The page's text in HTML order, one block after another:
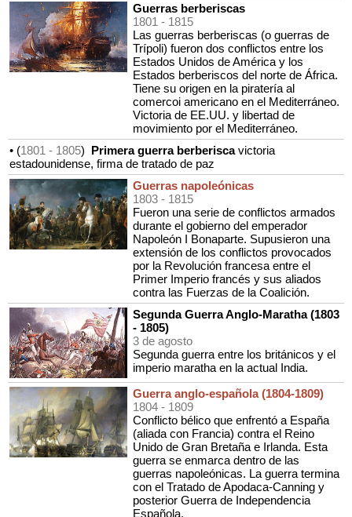
Guerras berberiscas
1801 - 1815
Las guerras berberiscas (o guerras de
Trípoli) fueron dos conflictos entre los
Estados Unidos de América y los
Estados berberiscos del norte de África.
Tiene su origen en la piratería al
comercoi americano en el Mediterráneo.
Victoria de EE.UU. y libertad de
movimiento por el Mediterráneo.
• (1801 - 1805) Primera guerra berberiscavictoria
estadounidense, firma de tratado de paz
Guerras napoleónicas
1803 - 1815
Fueron una serie de conflictos armados
durante el gobierno del emperador
Napoleón I Bonaparte. Supusieron una
extensión de los conflictos provocados
por la Revolución francesa entre el
Primer Imperio francés y sus aliados
contra las Fuerzas de la Coalición.
Segunda Guerra Anglo-Maratha (1803
- 1805)
3 de agosto
Segunda guerra entre los británicos y el
imperio maratha en la actual India.
Guerra anglo-española (1804-1809)
1804 - 1809
Conflicto bélico que enfrentó a España
(aliada con Francia) contra el Reino
Unido de Gran Bretaña e Irlanda. Esta
guerra se enmarca dentro de las
guerras napoleónicas. La guerra termina
con el Tratado de Apodaca-Canning y
posterior Guerra de Independencia
Española.